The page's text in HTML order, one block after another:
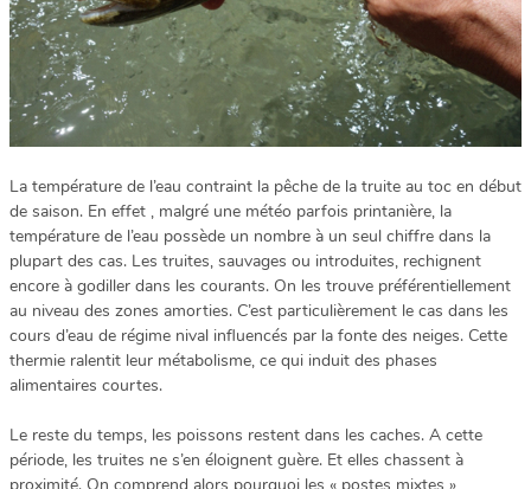
La température de l’eau contraint la pêche de la truite au toc en début
de saison. En effet , malgré une météo parfois printanière, la
température de l’eau possède un nombre à un seul chiffre dans la
plupart des cas. Les truites, sauvages ou introduites, rechignent
encore à godiller dans les courants. On les trouve préférentiellement
au niveau des zones amorties. C’est particulièrement le cas dans les
cours d’eau de régime nival influencés par la fonte des neiges. Cette
thermie ralentit leur métabolisme, ce qui induit des phases
alimentaires courtes.
Le reste du temps, les poissons restent dans les caches. A cette
période, les truites ne s’en éloignent guère. Et elles chassent à